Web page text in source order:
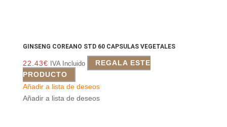
GINSENG COREANO STD 60 CAPSULAS VEGETALES
22.43€ IVA Incluido
REGALA ESTE
PRODUCTO
Añadir a lista de deseos
Añadir a lista de deseos